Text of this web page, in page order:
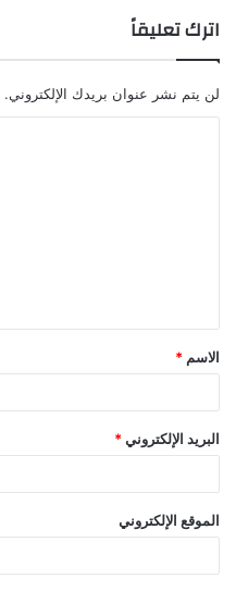
اترك تعليقاً
لن يتم نشر عنوان بريدك الإلكتروني.
ق
*
الاسم *
البريد الإلكتروني *
الموقع الإلكتروني